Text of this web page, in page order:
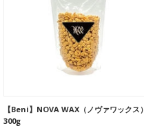
【Beni】NOVA WAX（ノヴァワックス）
300g